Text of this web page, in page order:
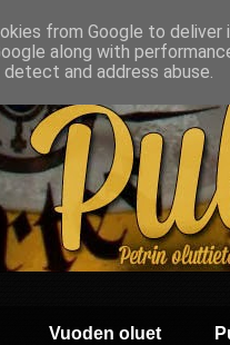
Vuoden oluet
from Google to
along with
and address abuse.